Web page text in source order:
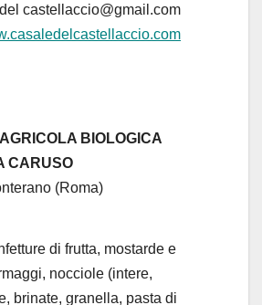
castellaccio@gmail.com
BIOLOGICA
CARUSO
(Roma)
di frutta, mostarde e
nocciole (intere,
brinate, granella, pasta di